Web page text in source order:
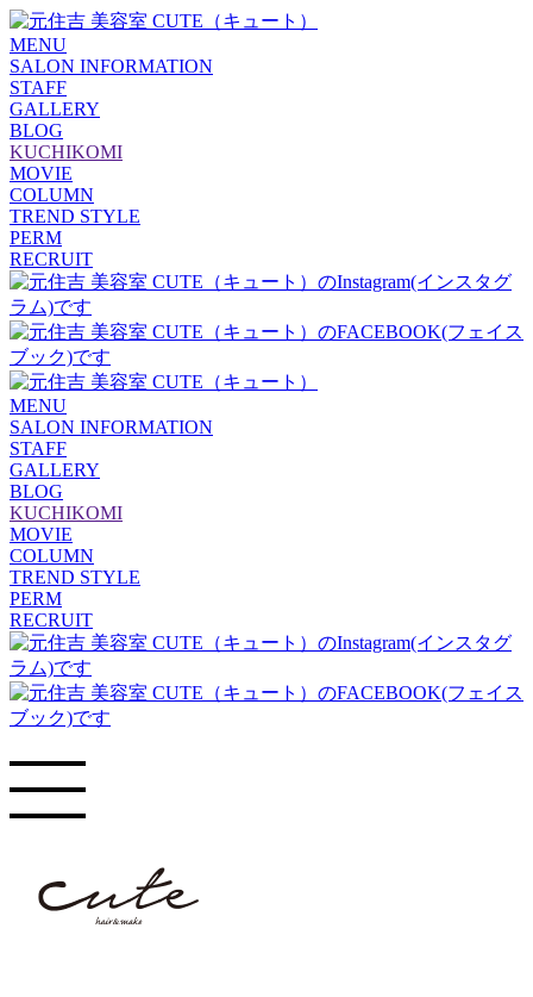
MENU
SALON INFORMATION
STAFF
GALLERY
BLOG
KUCHIKOMI
MOVIE
COLUMN
TREND STYLE
PERM
RECRUIT
MENU
SALON INFORMATION
STAFF
GALLERY
BLOG
KUCHIKOMI
MOVIE
COLUMN
TREND STYLE
PERM
RECRUIT